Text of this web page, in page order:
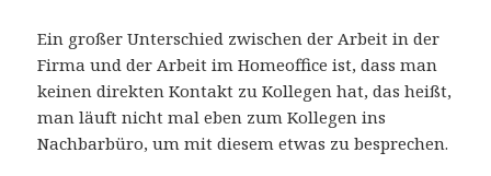
Ein großer Unterschied zwischen der Arbeit in der
Firma und der Arbeit im Homeoffice ist, dass man
keinen direkten Kontakt zu Kollegen hat, das heißt,
man läuft nicht mal eben zum Kollegen ins
Nachbarbüro, um mit diesem etwas zu besprechen.